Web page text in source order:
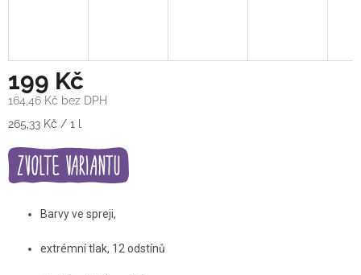
199 Kč
164,46 Kč bez DPH
Měrná
265,33 Kč / 1 l
Barvy ve spreji,
extrémní tlak, 12 odstínů